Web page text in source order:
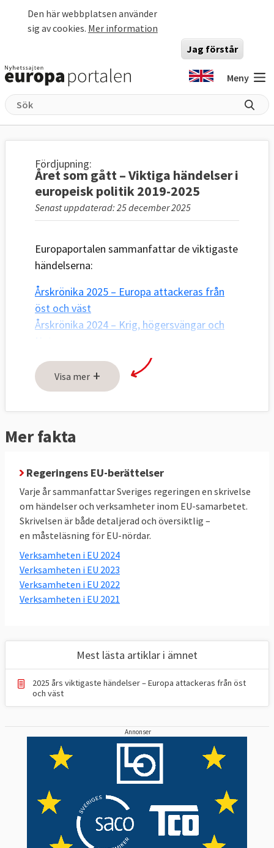
Den här webbplatsen använder
sig av cookies. Mer information
Jag förstår
Meny
Fördjupning:
Året som gått – Viktiga händelser i
europeisk politik 2019-2025
Senast uppdaterad: 25 december 2025
Europaportalen sammanfattar de viktigaste
händelserna:
Årskrönika 2025 – Europa attackeras från
öst och väst
Årskrönika 2024 – Krig, högersvängar och
Nato
Årskrönika 2023 – Ukraina, klimatet och
inflationen
Årskrönika 2022 – Rysslands krig mot
Årskrönika 2020 – Ledarkvinnorna kliver
Årskrönika 2019 – Året viktigaste EU-
händelser
Visa mer +
Mer fakta
Regeringens EU-berättelser
Varje år sammanfattar Sveriges regeringen en skrivelse
om händelser och verksamheter inom EU-samarbetet.
Skrivelsen är både detaljerad och översiktlig –
en måsteläsning för EU-nördar.
Verksamheten i EU 2024
Verksamheten i EU 2023
Verksamheten i EU 2022
Verksamheten i EU 2021
Mest lästa artiklar i ämnet
2025 års viktigaste händelser – Europa attackeras från öst
och väst
Annonser